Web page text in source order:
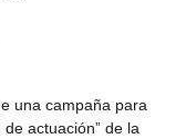
una campaña para
actuación” de la